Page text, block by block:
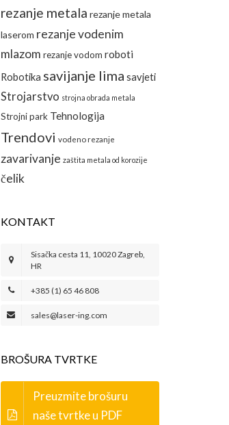
rezanje metala rezanje metala
laserom rezanje vodenim
mlazom rezanje vodom roboti
Robotika savijanje lima savjeti
Strojarstvo strojna obrada metala
Strojni park Tehnologija
Trendovi vodeno rezanje
zavarivanje zaštita metala od korozije
čelik
KONTAKT
Sisačka cesta 11, 10020 Zagreb,
HR
+385 (1) 65 46 808
sales@laser-ing.com
BROŠURA TVRTKE
Preuzmite brošuru
naše tvrtke u PDF